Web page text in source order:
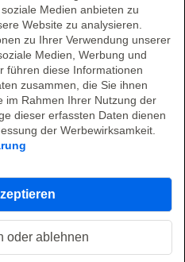
Medien anbieten zu
Website zu analysieren.
zu Ihrer Verwendung unserer
Medien, Werbung und
führen diese Informationen
zusammen, die Sie ihnen
im Rahmen Ihrer Nutzung der
dieser erfassten Daten dienen
der Werbewirksamkeit.
oder ablehnen
transparente Beratung
und Transparenz
Audits und
Persönlicher
Know-how